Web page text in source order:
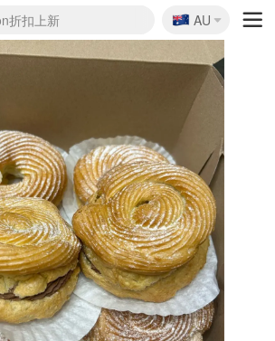
折扣上新
护肤3.5折
中3折
好价汇总
+叠9折
上8折
超市实拍
手票捡漏
折起
奢牌1折起
3折起
牌1折
Club护肤1折
季6.2折
送Airpods
扣汇总
$200送$50
码好物
周7.5折
高奢地板价
6折
起
3.7折起
首饰2折
店促销
彩妆礼
居好物
巡演开票
时尚3折
妆护肤
$8盒$33
50ml沐浴露
3折
洋馆门票6折
罐$16送香薰
6.8折
诞日历2.3折
私促3折
喷雾$16
套装逆天2折
独家4折
6折起
历
奢品2.7折
9折
美容仪9折
Live
美衣3折
扫地机3.7折
水杯$24
网5折
发6.3折
7.4折
🇦🇺
AU